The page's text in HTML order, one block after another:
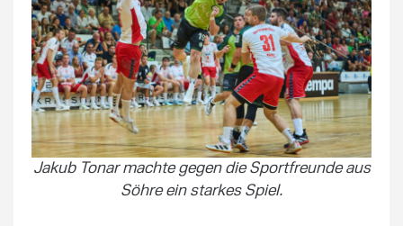
Jakub Tonar machte gegen die Sportfreunde aus
Söhre ein starkes Spiel.